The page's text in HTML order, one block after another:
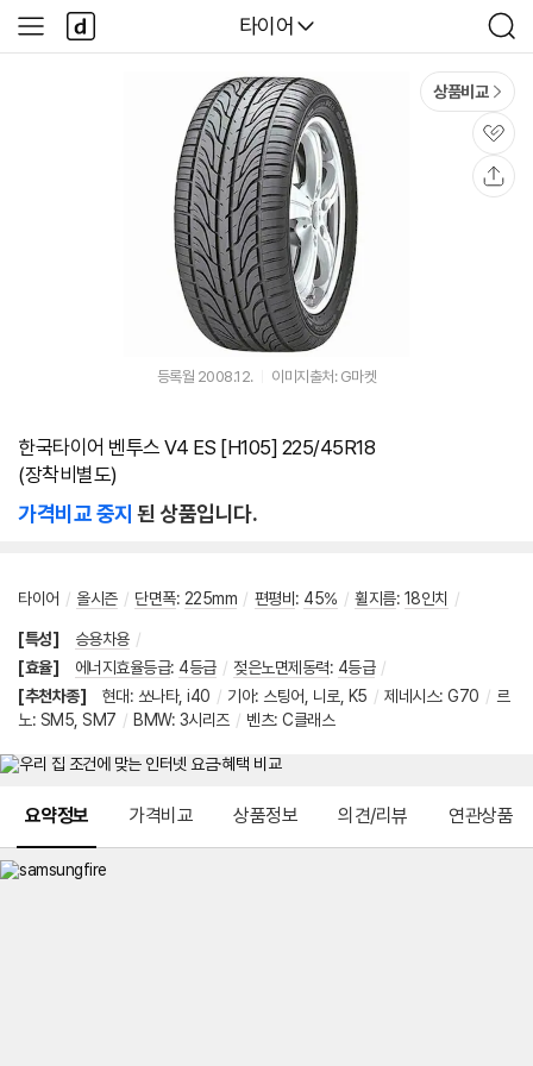
다나와
타이어
검
색
사
이
다
나
와
상품비교
관
심
등록월 2008.12. 이미지출처: G마켓
한국타이어 벤투스 V4 ES [H105] 225/45R18
(장착비별도)
가격비교 중지 된 상품입니다.
타이어 / 올시즌 / 단면폭: 225mm / 편평비 : 45% / 휠지름: 18인치 /
[특성] 승용차용 /
[효율]
에너지효율등급: 4등급 / 젖은노면제동력: 4등급 /
[추천차종]
현대: 쏘나타, i40 / 기아: 스팅어 니로 K5 / 제네시스: G70 / 르
노: SM5 SM7 / BMW: 3시리즈 / 벤츠: C클래스
요약정보 가격비교 상품정보 의견/리뷰 연관상품